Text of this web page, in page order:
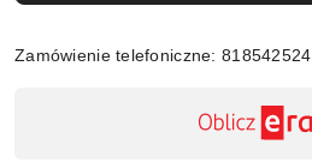
Zamówienie telefoniczne: 818542524